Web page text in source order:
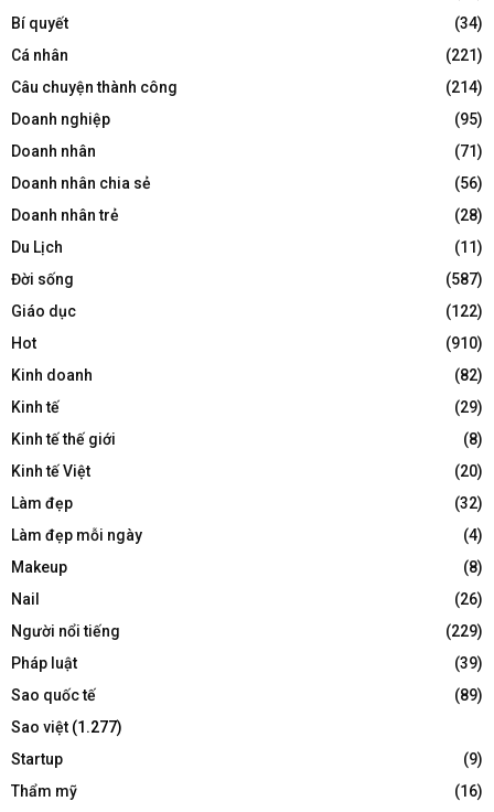
Bí quyết
(34)
Cá nhân
(221)
Câu chuyện thành công
(214)
Doanh nghiệp
(95)
Doanh nhân
(71)
Doanh nhân chia sẻ
(56)
Doanh nhân trẻ
(28)
Du Lịch
(11)
Đời sống
(587)
Giáo dục
(122)
Hot
(910)
Kinh doanh
(82)
Kinh tế
(29)
Kinh tế thế giới
(8)
Kinh tế Việt
(20)
Làm đẹp
(32)
Làm đẹp mỗi ngày
(4)
Makeup
(8)
Nail
(26)
Người nổi tiếng
(229)
Pháp luật
(39)
Sao quốc tế
(89)
Sao việt (1.277)
Startup
(9)
Thẩm mỹ
(16)